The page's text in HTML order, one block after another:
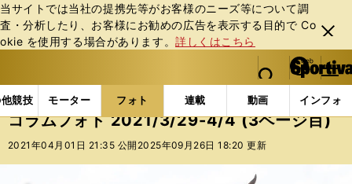
当サイトでは当社の提携先等がお客様のニーズ等について調
査・分析したり、お客様にお勧めの広告を表⽰する⽬的で Co
okie を使⽤する場合があります。詳しくはこちら
閉じ
る
web Sportiva (webスポルティーバ)
検索
マイペ
ー
ジ
メニュ
競技 モーター フォト 連載 動画 インフォ
b
ス
ポ
ル
フォトギャラリー コラムフォト コラムフォト
コラムフォト 2021/3/29-4/4 (3ページ目)
2021年04月01日 21:35 公開 2025年09月26日 18:20 更新